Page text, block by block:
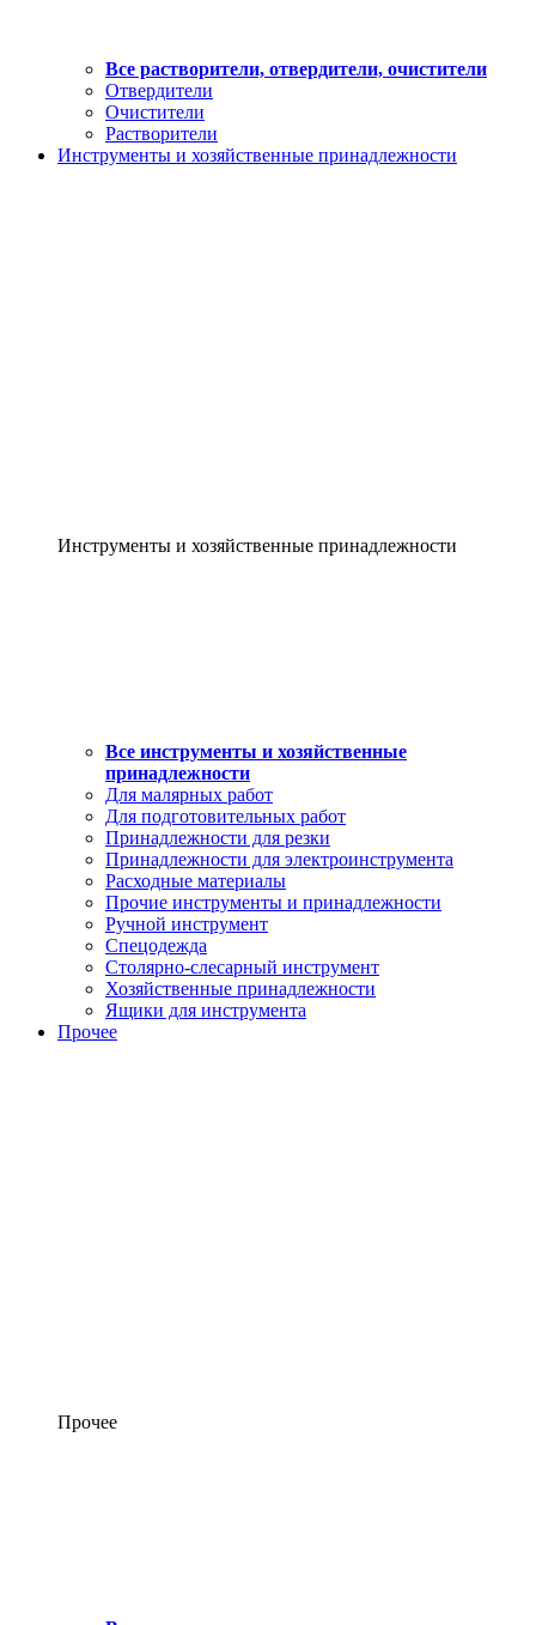
Все растворители, отвердители, очистители
Отвердители
Очистители
Растворители
Инструменты и хозяйственные принадлежности
Инструменты и хозяйственные принадлежности
Все инструменты и хозяйственные
принадлежности
Для малярных работ
Для подготовительных работ
Принадлежности для резки
Принадлежности для электроинструмента
Расходные материалы
Прочие инструменты и принадлежности
Ручной инструмент
Спецодежда
Столярно-слесарный инструмент
Хозяйственные принадлежности
Ящики для инструмента
Прочее
Прочее